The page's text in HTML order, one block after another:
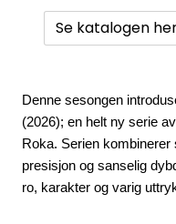
Se katalogen
Denne sesongen
(2026); en helt ny serie
Roka. Serien
presisjon og sanselig
ro, karakter og varig
Speil
SOMMEROUTLET